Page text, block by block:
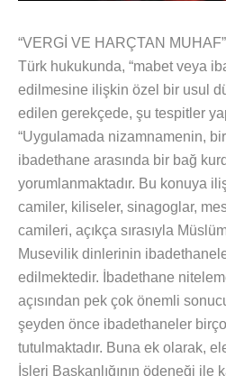
“VERGİ VE HARÇTAN MUHAF”
Türk hukukunda, “mabet veya
edilmesine ilişkin özel bir usul
edilen gerekçede, şu tespitler
“Uygulamada nizamnamenin,
ibadethane arasında bir bağ
yorumlanmaktadır. Bu konuya
camiler, kiliseler, sinagoglar,
camileri, açıkça sırasıyla
Musevilik dinlerinin
edilmektedir. İbadethane
açısından pek çok önemli
şeyden önce ibadethaneler
tutulmaktadır. Buna ek olarak,
İşleri Başkanlığının ödeneği ile